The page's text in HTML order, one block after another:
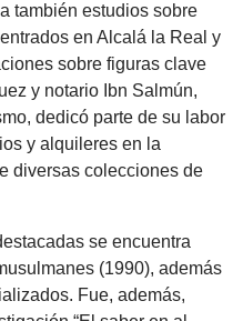
también estudios sobre
en Alcalá la Real y
sobre figuras clave
y notario Ibn Salmún,
dedicó parte de su labor
y alquileres en la
diversas colecciones de
se encuentra
(1990), además
Fue, además,